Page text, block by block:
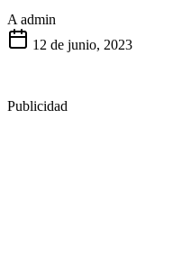
A admin
12 de junio, 2023
Publicidad